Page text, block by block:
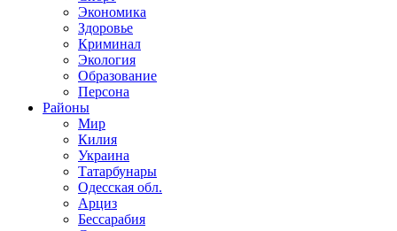
Экономика
Здоровье
Криминал
Экология
Образование
Персона
Районы
Мир
Килия
Украина
Татарбунары
Одесская обл.
Арциз
Бессарабия